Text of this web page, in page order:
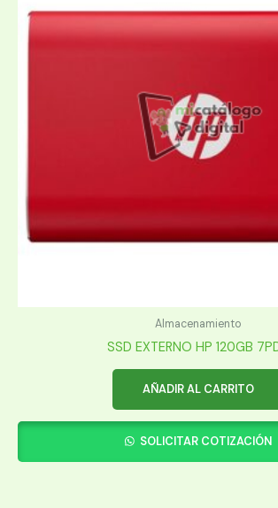
Almacenamiento
SSD EXTERNO HP 120GB
AÑADIR AL CARRITO
SOLICITAR COTIZACIÓN